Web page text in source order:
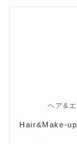
ヘア&
Hair&Make-